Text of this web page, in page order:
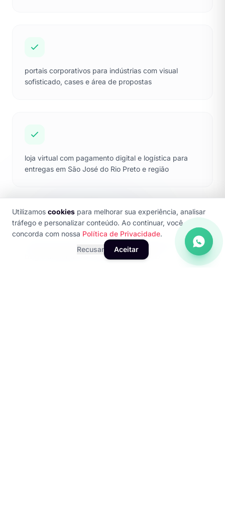
portais corporativos para indústrias com visual
sofisticado, cases e área de propostas
loja virtual com pagamento digital e logística para
entregas em São José do Rio Preto e região
sites para clínicas e autônomos com agendamento,
blog e destaque no Google Meu Negócio
Utilizamos cookies para melhorar sua experiência, analisar
tráfego e personalizar conteúdo. Ao continuar, você
concorda com nossa Política de Privacidade.
Recusar
Aceitar